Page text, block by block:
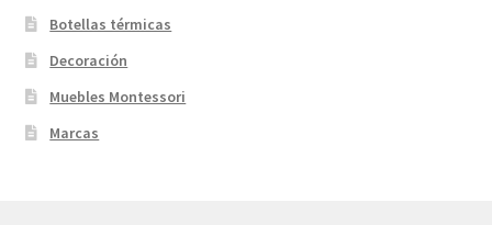
Botellas térmicas
Decoración
Muebles Montessori
Marcas